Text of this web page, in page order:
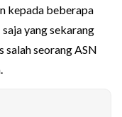
kepada beberapa
yang sekarang
salah seorang ASN